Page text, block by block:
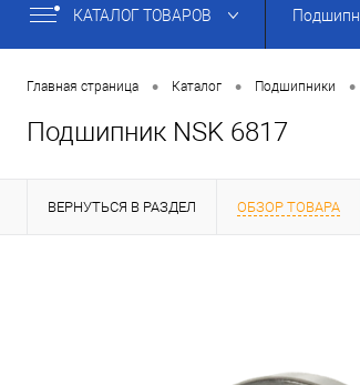
КАТАЛОГ ТОВАРОВ
Главная страница • Каталог • Подшипники •
Подшипник NSK 6817
ВЕРНУТЬСЯ В РАЗДЕЛ ОБЗОР ТОВАРА